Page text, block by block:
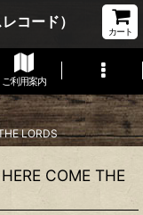
コード）
カート
ご利用案内
LORDS
COME THE